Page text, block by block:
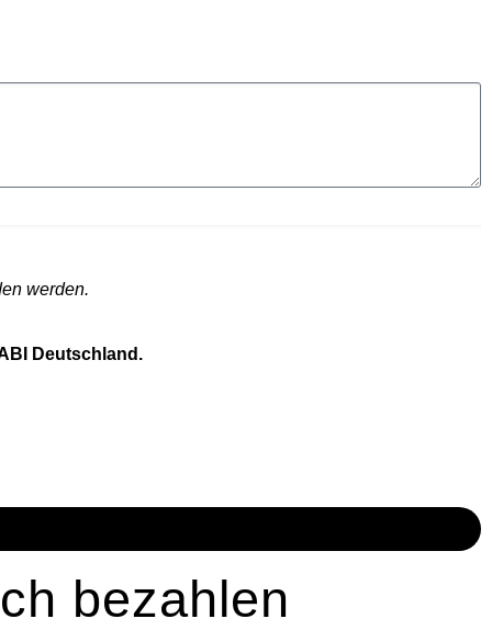
werden.
Deutschland.
bezahlen